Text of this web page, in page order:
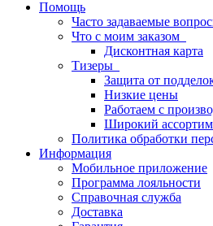
Помощь
Часто задаваемые
Что с моим заказом
Дисконтная карта
Тизеры
Защита от
Низкие цены
Работаем с
Широкий
Политика обработки
Информация
Мобильное приложение
Программа лояльности
Справочная служба
Доставка